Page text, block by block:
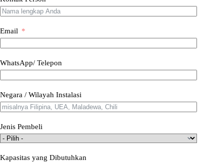
Email
WhatsApp/ Telepon
Negara / Wilayah Instalasi
Jenis Pembeli
Kapasitas yang Dibutuhkan